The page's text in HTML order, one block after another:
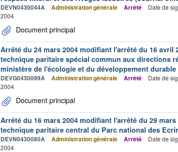
DEVN0430044A Administration générale Arrêté Date de
2004
Document principal
Arrêté du 24 mars 2004 modifiant l'arrêté du 16
technique paritaire spécial commun aux directions
ministère de l'écologie et du développement
DEVG0430099A Administration générale Arrêté Date de
2004
Document principal
Arrêté du 16 mars 2004 modifiant l'arrêté du 29
technique paritaire central du Parc national des
DEVN0430080A Administration générale Arrêté Date de
2004